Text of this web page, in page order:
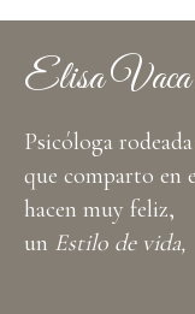
Elisa
Psicóloga
que comparto en
hacen muy feliz,
un Estilo de vida,